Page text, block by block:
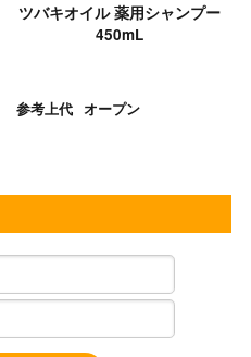
ツバキオイル 薬用シャンプー
450mL
参考上代 オープン